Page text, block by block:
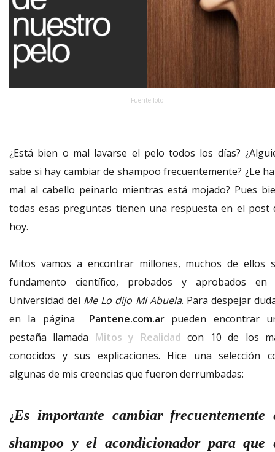
Fuente foto
¿Está bien o mal lavarse el pelo todos los días?
sabe si hay cambiar de shampoo frecuentemente? ¿Le
mal al cabello peinarlo mientras está mojado? Pues
todas esas preguntas tienen una respuesta en el post
hoy.
Mitos vamos a encontrar millones, muchos de ellos
fundamento científico, probados y aprobados en
Universidad del Me Lo dijo Mi Abuela. Para despejar
en la página Pantene.com.arpueden encontrar
pestaña llamada Mitos y Realidad con 10 de los
conocidos y sus explicaciones. Hice una selección
algunas de mis creencias que fueron derrumbadas:
¿Es importante cambiar frecuentemente
shampoo y el acondicionador para que